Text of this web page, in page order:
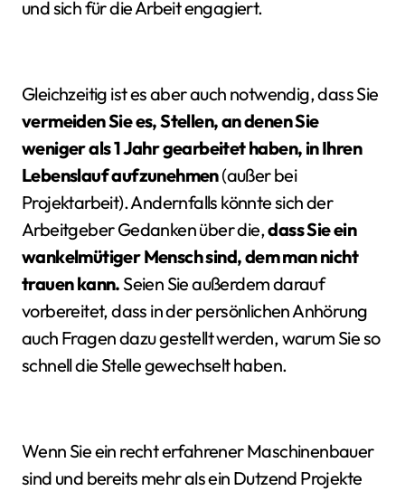
und sich für die Arbeit engagiert.
Gleichzeitig ist es aber auch notwendig, dass Sie
vermeiden Sie es, Stellen, an denen Sie
weniger als 1 Jahr gearbeitet haben, in Ihren
Lebenslauf aufzunehmen(außer bei
Projektarbeit). Andernfalls könnte sich der
Arbeitgeber Gedanken über die,dass Sie ein
wankelmütiger Mensch sind, dem man nicht
trauen kann.Seien Sie außerdem darauf
vorbereitet, dass in der persönlichen Anhörung
auch Fragen dazu gestellt werden, warum Sie so
schnell die Stelle gewechselt haben.
Wenn Sie ein recht erfahrener Maschinenbauer
sind und bereits mehr als ein Dutzend Projekte